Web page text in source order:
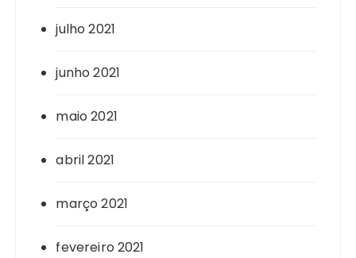
julho 2021
junho 2021
maio 2021
abril 2021
março 2021
fevereiro 2021